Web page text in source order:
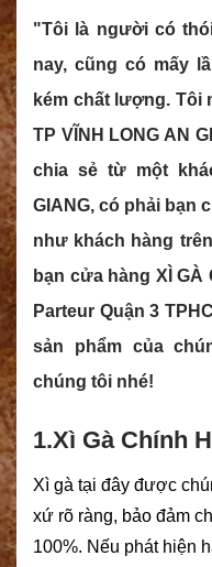
"Tôi là người có
nay, cũng có mấy
kém chất lượng. Tôi
TP VĨNH LONG AN
chia sẻ từ một
GIANG, có phải bạn
như khách hàng
bạn cửa hàng XÌ GÀ
Parteur Quận 3
sản phẩm của
chúng tôi nhé!
1.Xì Gà Chính
Xì gà tại đây được
xứ rõ ràng, bảo đảm
100%. Nếu phát hiện